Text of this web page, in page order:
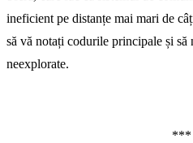
ineficient pe distanțe mai mari de
să vă notați codurile principale și
neexplorate.
***